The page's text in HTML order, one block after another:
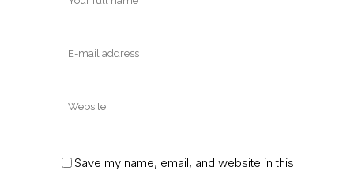
Save my name, email, and website in this